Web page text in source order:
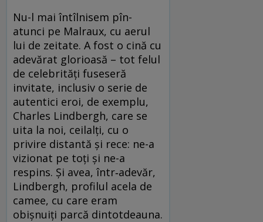
Nu-l mai întîlnisem pîn-
atunci pe Malraux, cu aerul
lui de zeitate. A fost o cină cu
adevărat glorioasă – tot felul
de celebrități fuseseră
invitate, inclusiv o serie de
autentici eroi, de exemplu,
Charles Lindbergh, care se
uita la noi, ceilalți, cu o
privire distantă și rece: ne-a
vizionat pe toți și ne-a
respins. Și avea, într‑adevăr,
Lindbergh, profilul acela de
camee, cu care eram
obișnuiți parcă dintotdeauna.